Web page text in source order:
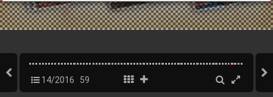
14/2016 59